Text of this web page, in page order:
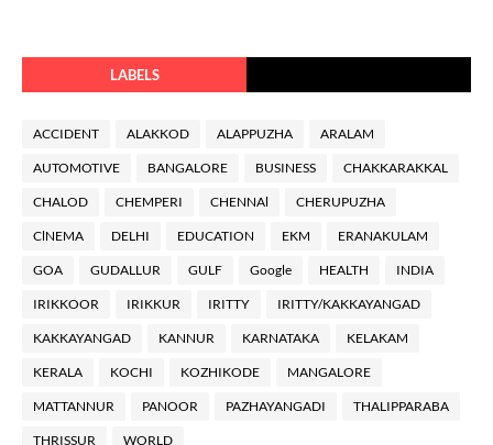
LABELS
ACCIDENT ALAKKOD ALAPPUZHA ARALAM
AUTOMOTIVE BANGALORE BUSINESS CHAKKARAKKAL
CHALOD CHEMPERI CHENNAl CHERUPUZHA
ClNEMA DELHI EDUCATION EKM ERANAKULAM
GOA GUDALLUR GULF Google HEALTH INDIA
IRIKKOOR IRIKKUR IRITTY IRITTY/KAKKAYANGAD
KAKKAYANGAD KANNUR KARNATAKA KELAKAM
KERALA KOCHI KOZHIKODE MANGALORE
MATTANNUR PANOOR PAZHAYANGADI THALIPPARABA
THRISSUR WORLD